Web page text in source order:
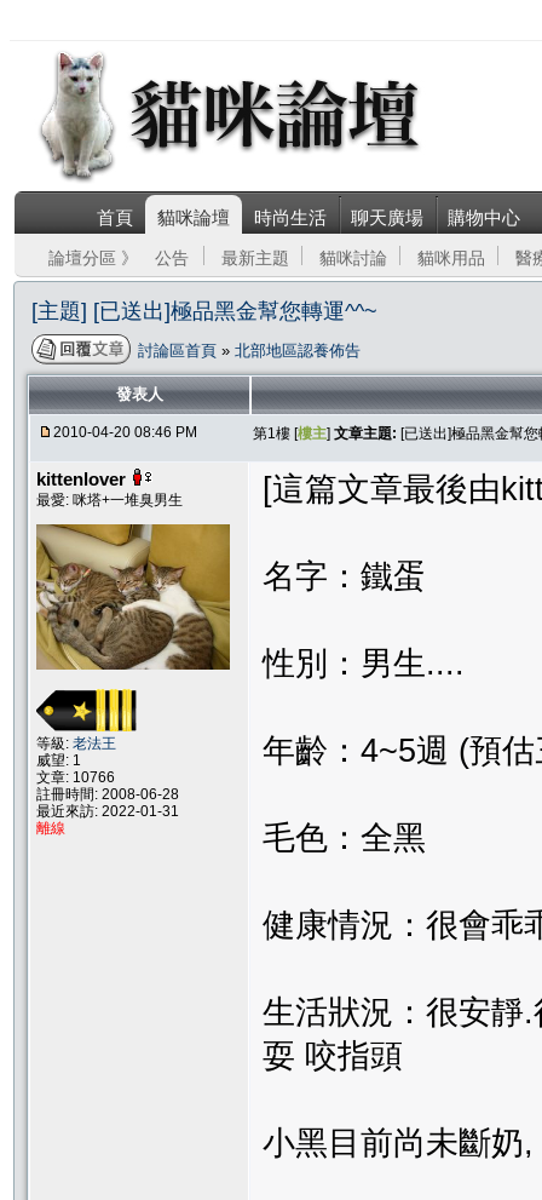
首頁 貓咪論壇 時尚生活 聊天廣場 購物中心
論壇分區 》 公告 最新主題 貓咪討論 貓咪用品 醫
[主題] [已送出]極品黑金幫您轉運^^~
討論區首頁 » 北部地區認養佈告
發表人
2010-04-20 08:46 PM 第1樓 [樓主] 文章主題: [已送出]極品黑金幫
kittenlover
最愛: 咪塔+一堆臭男生
等級: 老法王
威望: 1
文章: 10766
註冊時間: 2008-06-28
最近來訪: 2022-01-31
離線
[這篇文章最後由
名字：鐵蛋
性別：男生....
年齡：4~5週 (預
毛色：全黑
健康情況：很會乖
生活狀況：很安靜
耍 咬指頭
小黑目前尚未斷奶